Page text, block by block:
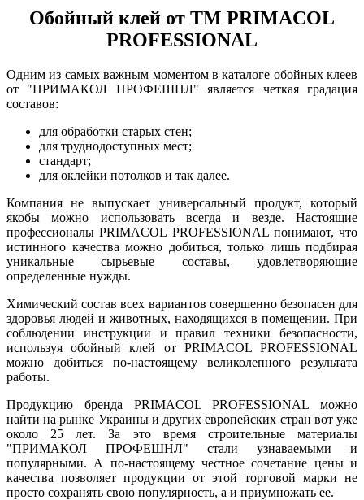
Обойный клей от ТМ PRIMACOL
PROFESSIONAL
Одним из самых важным моментом в каталоге обойных клеев
от "ПРИМАКОЛ ПРОФЕШНЛ" является четкая градация
составов:
для обработки старых стен;
для труднодоступных мест;
стандарт;
для оклейки потолков и так далее.
Компания не выпускает универсальный продукт, который
якобы можно использовать всегда и везде. Настоящие
профессионалы PRIMACOL PROFESSIONAL понимают, что
истинного качества можно добиться, только лишь подбирая
уникальные сырьевые составы, удовлетворяющие
определенные нужды.
Химический состав всех вариантов совершенно безопасен для
здоровья людей и животных, находящихся в помещении. При
соблюдении инструкции и правил техники безопасности,
используя обойный клей от PRIMACOL PROFESSIONAL
можно добиться по-настоящему великолепного результата
работы.
Продукцию бренда PRIMACOL PROFESSIONAL можно
найти на рынке Украины и других европейских стран вот уже
около 25 лет. За это время строительные материалы
"ПРИМАКОЛ ПРОФЕШНЛ" стали узнаваемыми и
популярными. А по-настоящему честное сочетание цены и
качества позволяет продукции от этой торговой марки не
просто сохранять свою популярность, а и приумножать ее.